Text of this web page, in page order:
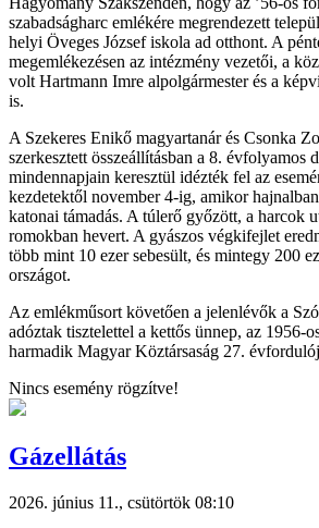
szabadságharc emlékére megrendezett
helyi Öveges József iskola ad otthont. A
megemlékezésen az intézmény vezetői, a
volt Hartmann Imre alpolgármester és a
is.
A Szekeres Enikő magyartanár és Csonka
szerkesztett összeállításban a 8. évfolyamos
mindennapjain keresztül idézték fel az
kezdetektől november 4-ig, amikor
katonai támadás. A túlerő győzött, a harcok
romokban hevert. A gyászos végkifejlet
több mint 10 ezer sebesült, és mintegy 200
országot.
Az emlékműsort követően a jelenlévők a
adóztak tisztelettel a kettős ünnep, az 1956-
harmadik Magyar Köztársaság 27.
Nincs esemény rögzítve!
Gázellátás
2026. június 11., csütörtök 08:10